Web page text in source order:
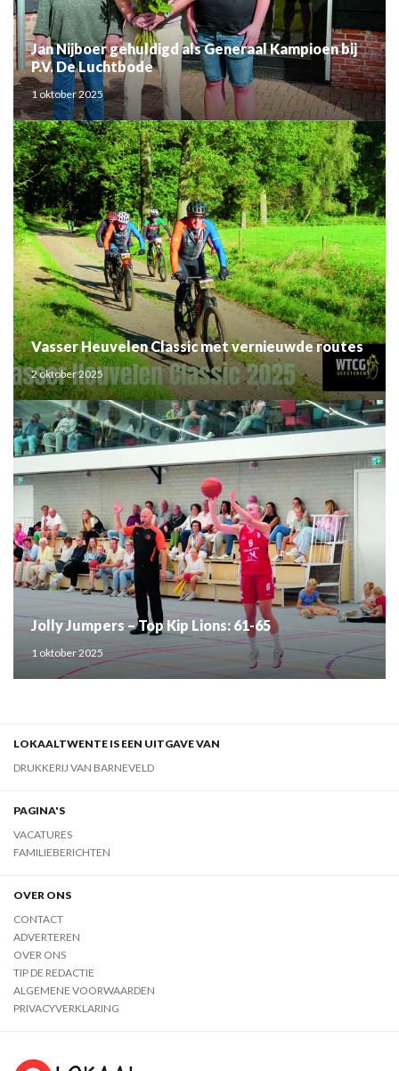
Jan Nijboer gehuldigd als Generaal Kampioen bij
P.V. De Luchtbode
1 oktober 2025
Vasser Heuvelen Classic met vernieuwde routes
2 oktober 2025
Jolly Jumpers – Top Kip Lions: 61-65
1 oktober 2025
LOKAALTWENTE IS EEN UITGAVE VAN
DRUKKERIJ VAN BARNEVELD
PAGINA'S
VACATURES
FAMILIEBERICHTEN
OVER ONS
CONTACT
ADVERTEREN
OVER ONS
TIP DE REDACTIE
ALGEMENE VOORWAARDEN
PRIVACYVERKLARING